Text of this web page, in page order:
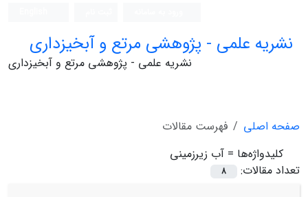
نشریه علمی - پژوهشی مرتع و آبخیزداری
نشریه علمی - پژوهشی مرتع و آبخیزداری
صفحه اصلی
فهرست مقالات
کلیدواژه‌ها = آب زیرزمینی
تعداد مقالات:
8